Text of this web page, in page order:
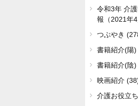
令和3年 介
報（2021年
つぶやき
書籍紹介(陽)
書籍紹介(陰)
映画紹介
介護お役立